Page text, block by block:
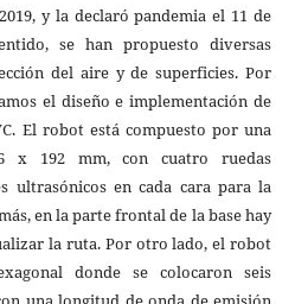
y la declaró pandemia el 11 de
se han propuesto diversas
del aire y de superficies. Por
el diseño e implementación de
El robot está compuesto por una
x 192 mm, con cuatro ruedas
ultrasónicos en cada cara para la
en la parte frontal de la base hay
la ruta. Por otro lado, el robot
donde se colocaron seis